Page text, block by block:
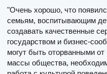
"Очень хорошо, что
семьям, воспитывающим
создавать качественные
государством и бизнес-
могут быть оторванными
массы общества,